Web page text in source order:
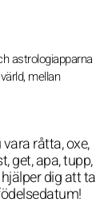
astrologiapparna
mellan
råtta, oxe,
get, apa, tupp,
dig att ta